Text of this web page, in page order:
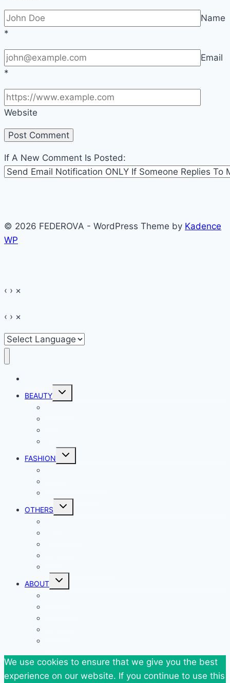
Name
*
Email
*
Website
If A New Comment Is Posted:
© 2026 FEDEROVA - WordPress Theme by Kadence
WP
‹ › ×
‹ › ×
BEAUTY
Toggle
FASHION
Toggle
OTHERS
Toggle
ABOUT
Toggle
We use cookies to ensure that we give you the best
experience on our website. If you continue to use this